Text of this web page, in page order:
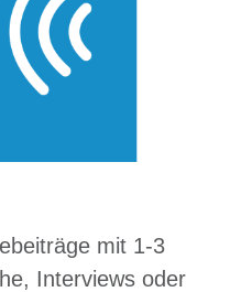
mit 1-3
Interviews oder